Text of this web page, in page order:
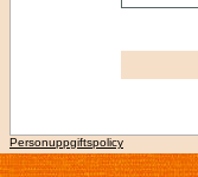
Personuppgiftspolicy